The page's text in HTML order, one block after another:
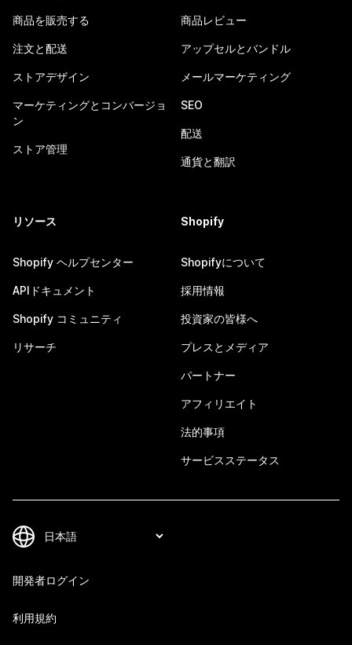
商品を販売する
注文と配送
ストアデザイン
マーケティングとコンバージョ
ン
ストア管理
商品レビュー
アップセルとバンドル
メールマーケティング
SEO
配送
通貨と翻訳
リソース
Shopify ヘルプセンター
APIドキュメント
Shopify コミュニティ
リサーチ
Shopify
Shopifyについて
採用情報
投資家の皆様へ
プレスとメディア
パートナー
アフィリエイト
法的事項
サービスステータス
開発者ログイン
利用規約